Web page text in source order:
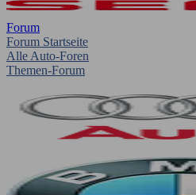
Forum
Forum Startseite
Alle Auto-Foren
Themen-Forum